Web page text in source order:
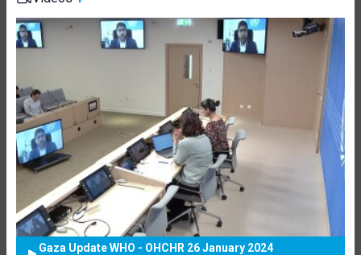
Gaza Update WHO - OHCHR 26 January 2024